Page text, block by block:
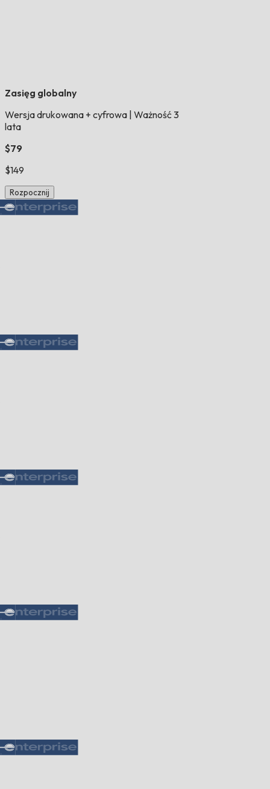
Zasięg globalny
Wersja drukowana + cyfrowa Ważność 3
lata
$79
$149
Rozpocznij